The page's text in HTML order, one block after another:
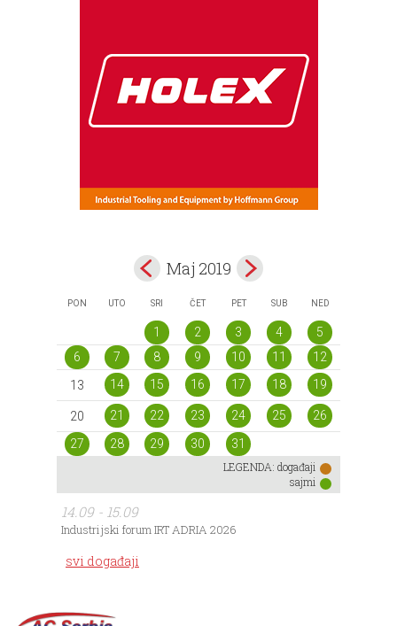
Maj 2019
PON UTO SRI ČET PET SUB NED
1 2 3 4
5
6
7 8 9 10 11
12
13
14 15 16 17 18 19
20 21 22 23 24 25
26
27
28 29 30
31
LEGENDA: događaji
sajmi
14.09 - 15.09
Industrijski forum IRT ADRIA 2026
svi događaji